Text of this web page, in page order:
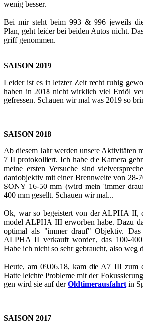
wenig bes­ser.
Bei mir steht beim 993 & 996 je­weils
Plan, geht lei­der bei bei­den Autos nicht.
griff ge­nom­men.
SAI­SON 2019
Lei­der ist es in letz­ter Zeit recht ruhig
haben in 2018 nicht wirk­lich viel Erdöl
ge­fres­sen. Schau­en wir mal was 2019 so
SAI­SON 2018
Ab die­sem Jahr wer­den un­se­re Ak­ti­vi­tä­ten
7 II pro­to­kol­liert. Ich habe die Ka­me­ra
meine ers­ten Ver­su­che sind
dard­ob­jek­tiv mit einer Brenn­wei­te von 28-
SONY 16-50 mm (wird mein 'immer
400 mm ge­sellt. Schau­en wir mal...
Ok, war so be­geis­tert von der ALPHA II,
mo­del ALPHA III er­wor­ben habe. Dazu
op­ti­mal als "immer drauf" Ob­jek­tiv.
ALPHA II ver­kauft wor­den, das 100-
Habe ich nicht so sehr ge­braucht, also weg
Heute, am 09.06.18, kam die A7 III zum
Hatte leich­te Pro­ble­me mit der
gen wird sie auf derOld­ti­mer­aus­fahrt in
SAI­SON 2017